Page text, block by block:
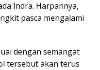
Indra. Harpannya,
pasca mengalami
dengan semangat
tersebut akan terus